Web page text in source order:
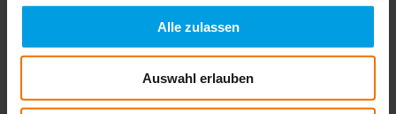
Alle zulassen
Auswahl erlauben
New to the SEWERIN team: Armin Seibold
Read more